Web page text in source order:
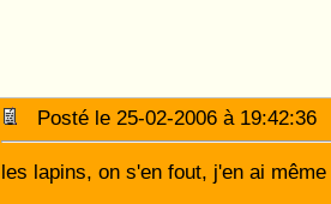
Posté le 25-02-2006 à
les lapins, on s'en fout, j'en ai